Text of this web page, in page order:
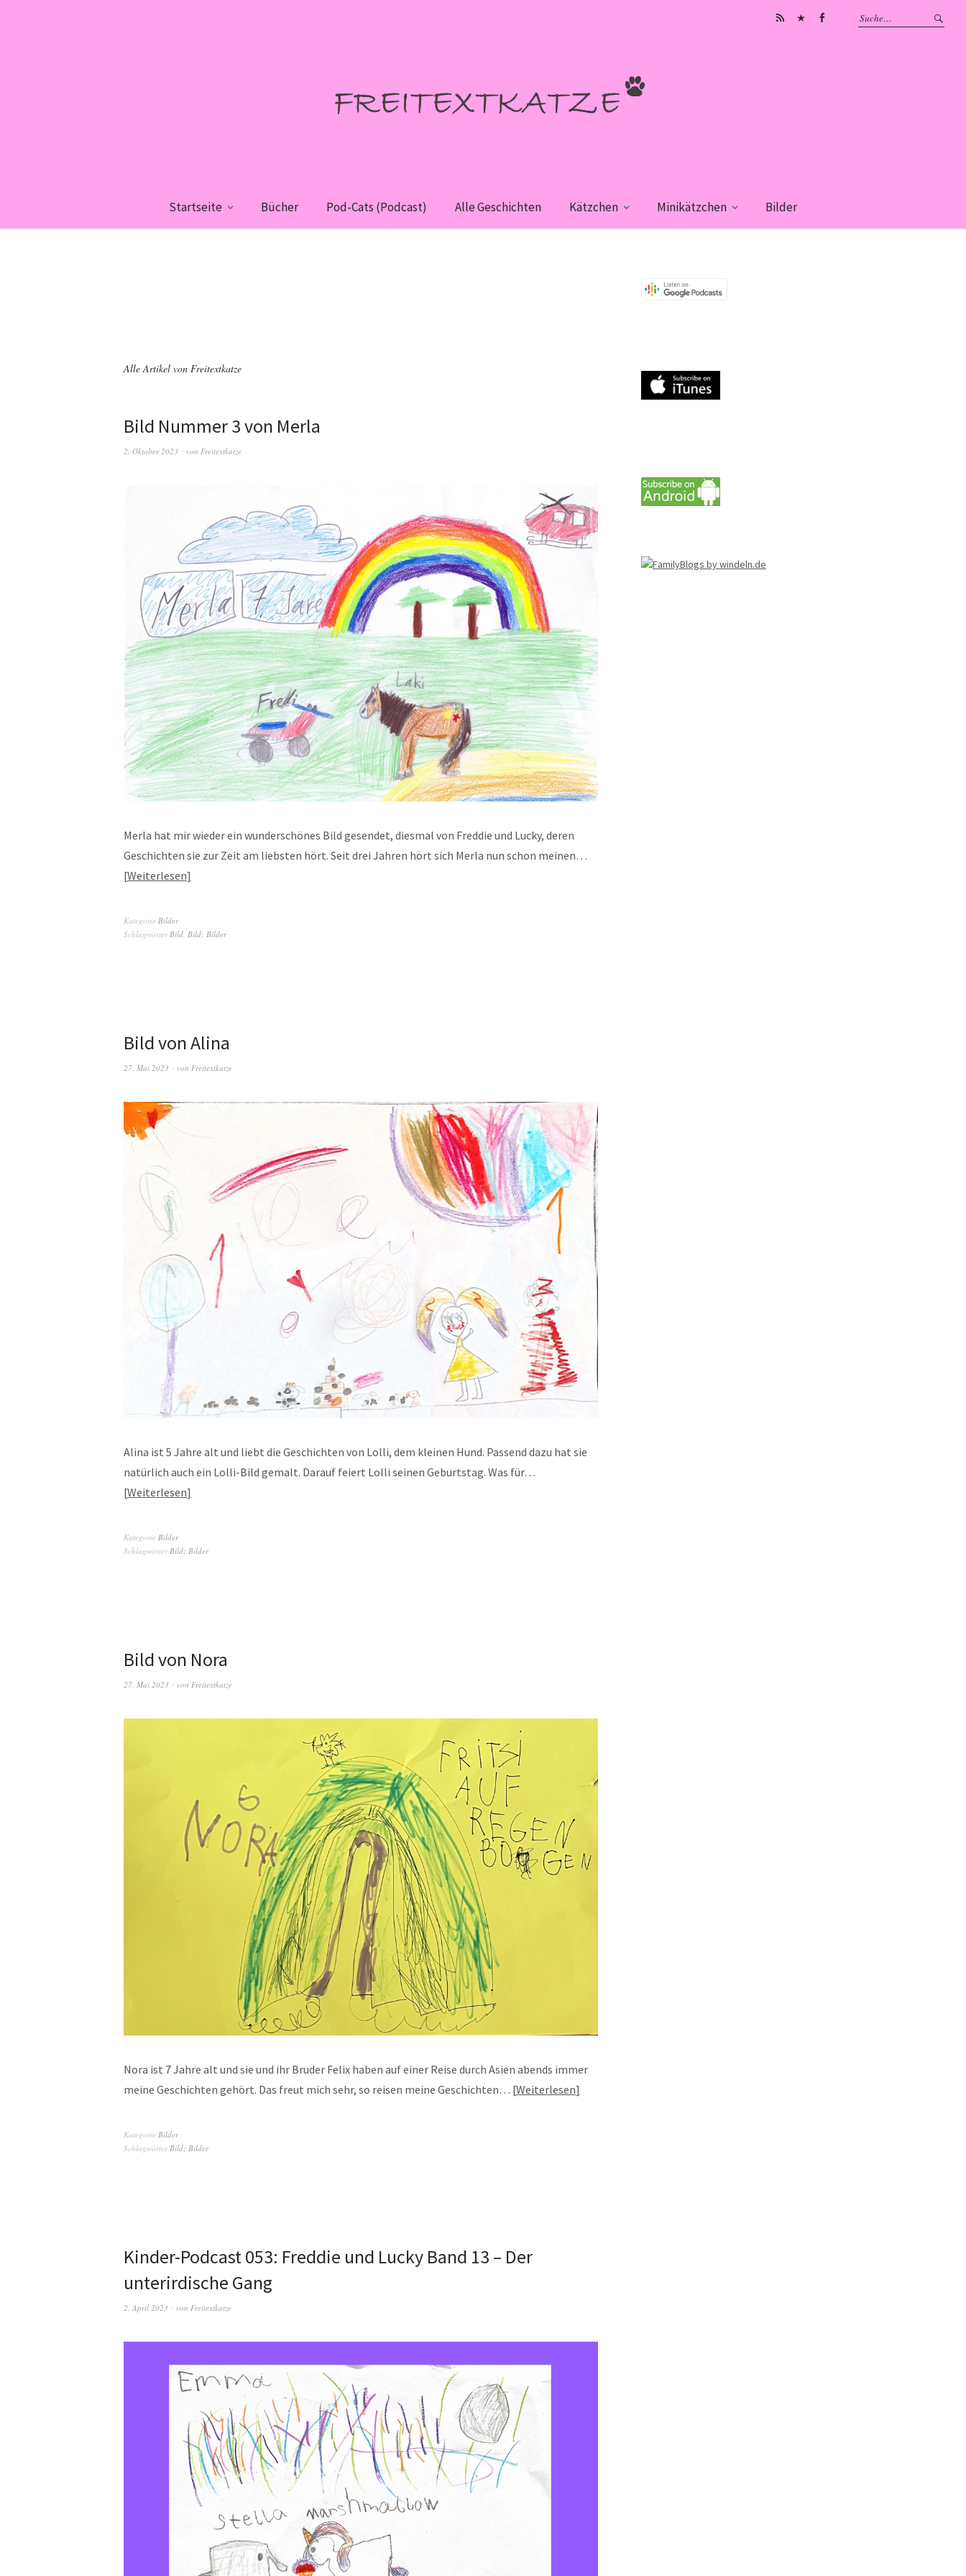
Startseite Bücher Pod-Cats (Podcast) Alle Geschichten Kätzchen Minikätzchen Bilder
Alle Artikel von Freitextkatze
Bild Nummer 3 von Merla
2. Oktober 2023 von Freitextkatze
Merla hat mir wieder ein wunderschönes Bild gesendet, diesmal von Freddie und Lucky, deren
Geschichten sie zur Zeit am liebsten hört. Seit drei Jahren hört sich Merla nun schon meinen…
Weiterlesen
Kategorie Bilder
SchlagwörterBild, Bild; Bilder
Bild von Alina
27. Mai 2023 von Freitextkatze
Alina ist 5 Jahre alt und liebt die Geschichten von Lolli, dem kleinen Hund. Passend dazu hat sie
natürlich auch ein Lolli-Bild gemalt. Darauf feiert Lolli seinen Geburtstag. Was für…
Weiterlesen
Kategorie Bilder
SchlagwörterBild; Bilder
Bild von Nora
27. Mai 2023 von Freitextkatze
Nora ist 7 Jahre alt und sie und ihr Bruder Felix haben auf einer Reise durch Asien abends immer
meine Geschichten gehört. Das freut mich sehr, so reisen meine Geschichten… Weiterlesen
Kategorie Bilder
Schlagwörter Bild; Bilder
Kinder-Podcast 053: Freddie und Lucky Band 13 – Der
unterirdische Gang
2. April 2023 von Freitextkatze